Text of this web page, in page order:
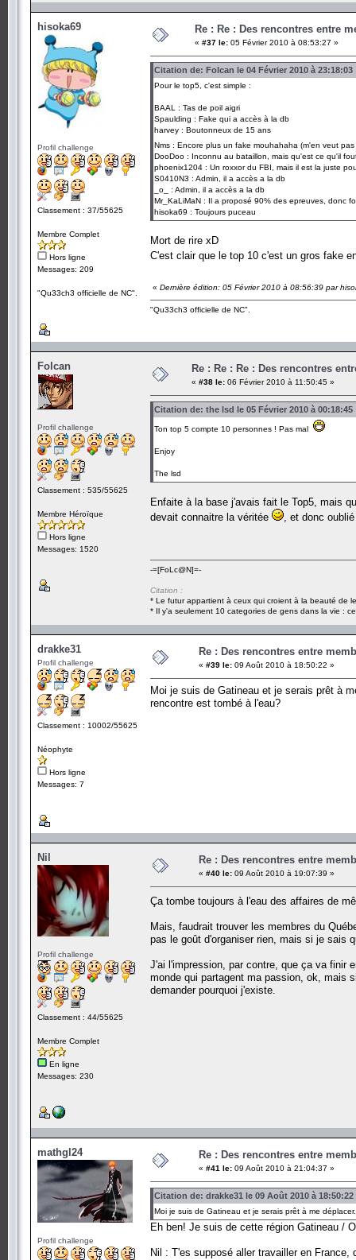
hisoka69
Profil challenge
Classement : 37/55625
Membre Complet
Hors ligne
Messages: 209
"Qu33ch3 officielle de NC".
Re : Re : Des rencontres entre
« #37 le: 05 Février 2010 à 08:53:27 »
Citation de: Folcan le 04 Février 2010 à 23:18:03
Pour le top5, c'est simple :
BAAL : Tas de poil aigri
Spaulding : Fake qui a accès à la db
harvey : Boutonneux de 15 ans
Nms : Encore plus un fake mouhahaha (m'en veut
DooDoo : Inconnu au bataillon, mais qu'est ce qu'il
phoenix1204 : Un roxxor du FBI, mais il est la juste
S0410N3 : Admin, il a accès a la db
_o_ : Admin, il a accès a la db
Mr_KaLiMaN : Il a proposé 90% des epreuves, donc
hisoka69 : Toujours puceau
Mort de rire xD
C'est clair que le top 10 c'est un gros fake
« Dernière édition: 05 Février 2010 à 08:56:39 par
"Qu33ch3 officielle de NC".
Folcan
Profil challenge
Classement : 535/55625
Membre Héroïque
Hors ligne
Messages: 1520
Re : Re : Re : Des rencontres
« #38 le: 06 Février 2010 à 11:50:45 »
Citation de: the lsd le 05 Février 2010 à 00:18:45
Ton top 5 compte 10 personnes ! Pas mal
Enjoy
The lsd
Enfaite à la base j'avais fait le Top5, mais
devait connaitre la véritée
, et donc
-=[FoLc@N]=-
Citation :
* Le futur appartient à ceux qui croient à la beauté de
* Il y'a seulement 10 categories de gens dans la vie :
drakke31
Profil challenge
Classement : 10002/55625
Néophyte
Hors ligne
Messages: 7
Re : Des rencontres entre
« #39 le: 09 Août 2010 à 18:50:22 »
Moi je suis de Gatineau et je serais prêt à
rencontre est tombé à l'eau?
Nil
Profil challenge
Classement : 44/55625
Membre Complet
En ligne
Messages: 230
Re : Des rencontres entre
« #40 le: 09 Août 2010 à 19:07:39 »
Ça tombe toujours à l'eau des affaires de
Mais, faudrait trouver les membres du
pas le goût d'organiser rien, mais si je sais
J'ai l'impression, par contre, que ça va finir
monde qui partagent ma passion, ok, mais
demander pourquoi j'existe.
mathgl24
Profil challenge
Re : Des rencontres entre
« #41 le: 09 Août 2010 à 21:04:37 »
Citation de: drakke31 le 09 Août 2010 à 18:50:22
Moi je suis de Gatineau et je serais prêt à me
Eh ben! Je suis de cette région Gatineau /
Nil : T'es supposé aller travailler en